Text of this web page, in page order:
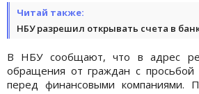
Читай также:
НБУ разрешил открывать счета в
В НБУ сообщают, что в адрес
обращения от граждан с просьбой
перед финансовыми компаниями.